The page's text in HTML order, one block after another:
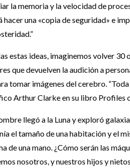
la memoria y la velocidad de
hacer una «copia de seguridad» e
estas ideas, imaginemos volver
que devuelven la audición a
tomar imágenes del cerebro.
Arthur Clarke en su libro Profiles
llegó a la Luna y exploró
el tamaño de una habitación y el
de una mano. ¿Cómo serán las
nosotros, y nuestros hijos y